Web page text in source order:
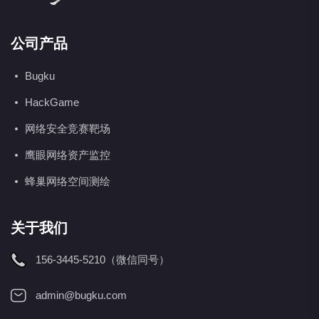
公司产品
Bugku
HackGame
网络安全竞赛靶场
鹰眼网络资产监控
蜂巢网络空间测绘
关于我们
156-3445-5210（微信同号）
admin@bugku.com